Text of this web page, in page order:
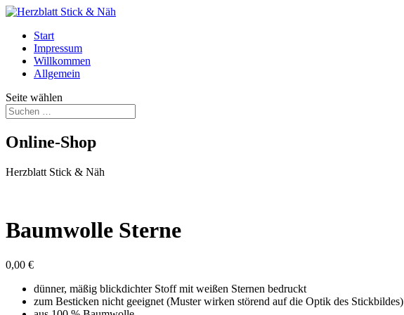
Start
Impressum
Willkommen
Allgemein
Seite wählen
Online-Shop
Herzblatt Stick & Näh
Baumwolle Sterne
0,00 €
dünner, mäßig blickdichter Stoff mit weißen Sternen bedruckt
zum Besticken nicht geeignet (Muster wirken störend auf die Optik des Stickbildes)